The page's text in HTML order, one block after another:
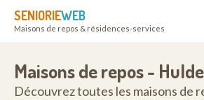
SENIORIEWEB
Maisons de repos & résidences-services
Maisons de repos -
Découvrez toutes les maisons de